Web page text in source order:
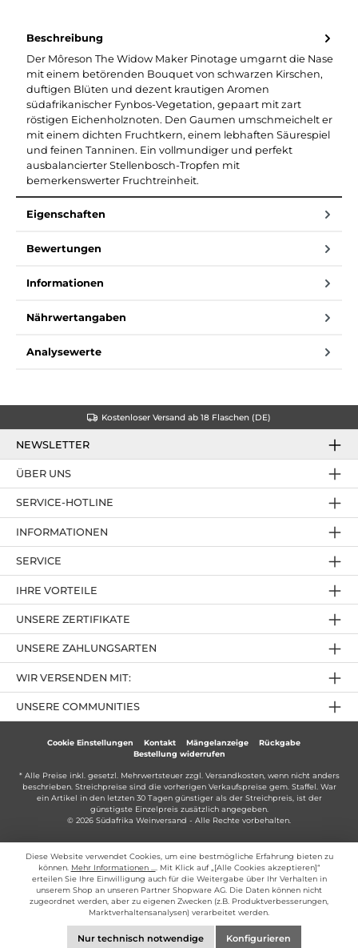
Beschreibung
Der Môreson The Widow Maker Pinotage umgarnt die Nase
mit einem betörenden Bouquet von schwarzen Kirschen,
duftigen Blüten und dezent krautigen Aromen
südafrikanischer Fynbos-Vegetation, gepaart mit zart
röstigen Eichenholznoten. Den Gaumen umschmeichelt er
mit einem dichten Fruchtkern, einem lebhaften Säurespiel
und feinen Tanninen. Ein vollmundiger und perfekt
ausbalancierter Stellenbosch-Tropfen mit
bemerkenswerter Fruchtreinheit.
Eigenschaften
Bewertungen
Informationen
Nährwertangaben
Analysewerte
Kostenloser Versand ab 18 Flaschen (DE)
NEWSLETTER
SERVICE-HOTLINE
IHRE VORTEILE
UNSERE ZAHLUNGSARTEN
ÜBER UNS
UNSERE ZERTIFIKATE
INFORMATIONEN
SERVICE
UNSERE COMMUNITIES
WIR VERSENDEN MIT:
Cookie Einstellungen Kontakt Mängelanzeige
Rückgabe
Bestellung widerrufen
* Alle Preise inkl. gesetzl. Mehrwertsteuer zzgl. Versandkosten, wenn nicht anders
beschrieben. Streichpreise sind die vorherigen Verkaufspreise gem. Staffel. War
ein Artikel in den letzten 30 Tagen günstiger als der Streichpreis, ist der
günstigste Einzelpreis zusätzlich angegeben.
© 2026 Südafrika Weinversand - Alle Rechte vorbehalten.
Diese Website verwendet Cookies, um eine bestmögliche Erfahrung bieten zu
können. Mehr Informationen ...
. Mit Klick auf „[Alle Cookies akzeptieren]“
erteilen Sie Ihre Einwilligung auch für die Weitergabe über Ihr Verhalten in
unserem Shop an unseren Partner Shopware AG. Die Daten können nicht
zugeordnet werden, aber zu eigenen Zwecken (z.B. Produktverbesserungen,
Marktverhaltensanalysen) verarbeitet werden.
Nur technisch notwendige Konfigurieren